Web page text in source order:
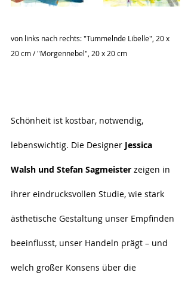
von links nach rechts: "Tummelnde Libelle", 20 x
20 cm / "Morgennebel", 20 x 20 cm
Schönheit ist kostbar, notwendig,
lebenswichtig. Die Designer Jessica
Walsh und Stefan Sagmeister zeigen in
ihrer eindrucksvollen Studie, wie stark
ästhetische Gestaltung unser Empfinden
beeinflusst, unser Handeln prägt – und
welch großer Konsens über die